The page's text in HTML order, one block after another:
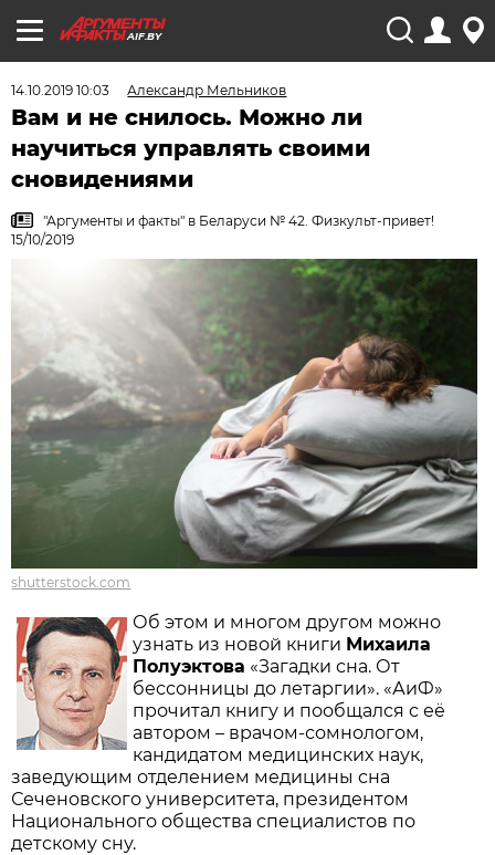
AIF.BY
14.10.2019 10:03 Александр Мельников
Вам и не снилось. Можно ли
научиться управлять своими
сновидениями
"Аргументы и факты" в Беларуси № 42. Физкульт-привет!
15/10/2019
shutterstock.com
Об этом и многом другом можно
узнать из новой книги Михаила
Полуэктова «Загадки сна. От
бессонницы до летаргии». «АиФ»
прочитал книгу и пообщался с её
автором – врачом-сомнологом,
кандидатом медицинских наук,
заведующим отделением медицины сна
Сеченовского университета, президентом
Национального общества специалистов по
детскому сну.